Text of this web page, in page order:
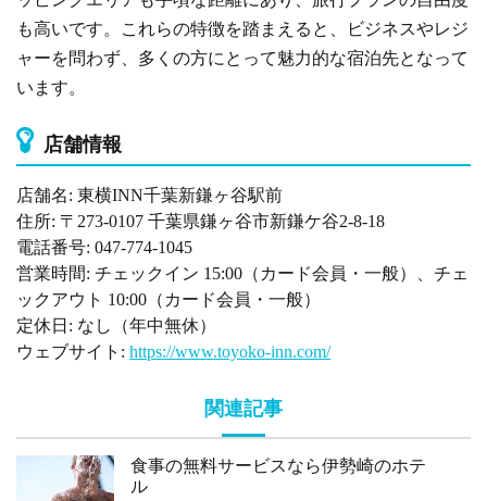
も高いです。これらの特徴を踏まえると、ビジネスやレジ
ャーを問わず、多くの方にとって魅力的な宿泊先となって
います。
店舗情報
店舗名: 東横INN千葉新鎌ヶ谷駅前
住所: 〒273-0107 千葉県鎌ヶ谷市新鎌ケ谷2-8-18
電話番号: 047-774-1045
営業時間: チェックイン 15:00（カード会員・一般）、チェ
ックアウト 10:00（カード会員・一般）
定休日: なし（年中無休）
ウェブサイト: https://www.toyoko-inn.com/
関連記事
食事の無料サービスなら伊勢崎のホテ
ル